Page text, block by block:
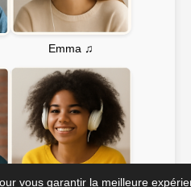
Emma ♫
vous garantir la meilleure